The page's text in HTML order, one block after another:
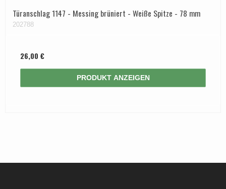
Türanschlag 1147 - Messing brüniert - Weiße Spitze - 78 mm
202788
26,00 €
PRODUKT ANZEIGEN